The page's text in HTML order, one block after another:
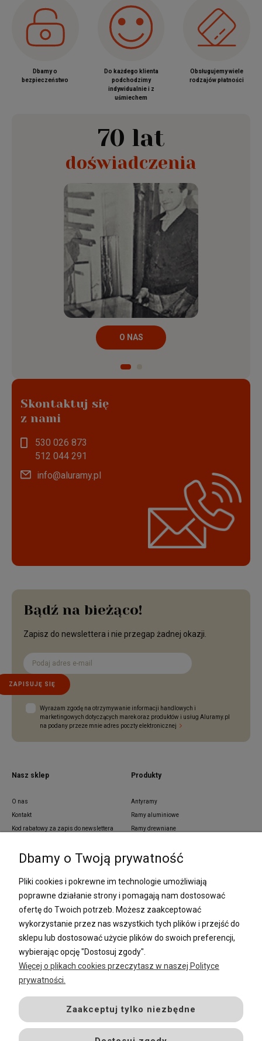
Dbamy o
bezpieczeństwo
Do każdego klienta
podchodzimy
indywidualnie i z
uśmiechem
Obsługujemy wiele
rodzajów płatności
70 lat
doświadczenia
O NAS
Skontaktuj się
z nami
530 026 873
512 044 291
info@aluramy.pl
Bądź na bieżąco!
Zapisz do newslettera i nie przegap żadnej okazji.
ZAPISUJĘ SIĘ
Wyrażam zgodę na otrzymywanie informacji handlowych i
marketingowych dotyczących marek oraz produktów i usług Aluramy.pl
na podany przeze mnie adres poczty elektronicznej
Nasz sklep
O nas
Kontakt
Kod rabatowy za zapis do newslettera
Zamówienia indywidualne
Polityka prywatności
Produkty
Antyramy
Ramy aluminiowe
Ramy drewniane
Ramy z tworzywa sztucznego
Passe partout
Lustra i ramy na wymiar
Oprawa dyplomów
Oprawa plakatów
Oprawa puzzli
Ramki na zdjęcia
Płatności i dostawa
Czas i koszty dostawy
Zwroty i reklamacje
Dbamy o Twoją prywatność
Pliki cookies i pokrewne im technologie umożliwiają
poprawne działanie strony i pomagają nam dostosować
ofertę do Twoich potrzeb. Możesz zaakceptować
wykorzystanie przez nas wszystkich tych plików i przejść do
sklepu lub dostosować użycie plików do swoich preferencji,
wybierając opcję "Dostosuj zgody".
Więcej o plikach cookies przeczytasz w naszej Polityce
prywatności.
Zaakceptuj tylko niezbędne